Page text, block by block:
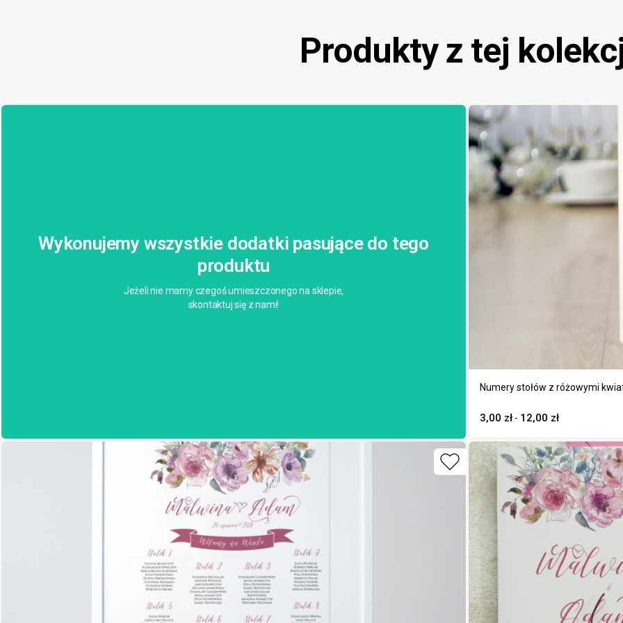
Produkty z tej
Wykonujemy wszystkie dodatki pasujące do tego
produktu
Jeżeli nie mamy czegoś umieszczonego na sklepie,
skontaktuj się z nami!
Numery stołów z różowymi
3,00 zł- 12,00 zł